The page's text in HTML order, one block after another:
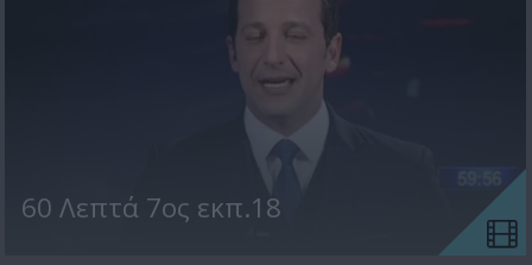
60 Λεπτά 7ος εκπ.18